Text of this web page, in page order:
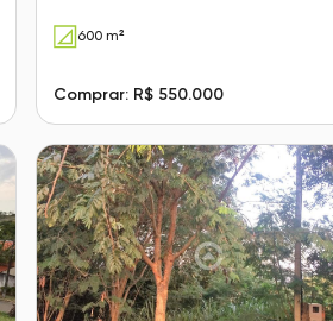
600 m²
Comprar: R$ 550.000